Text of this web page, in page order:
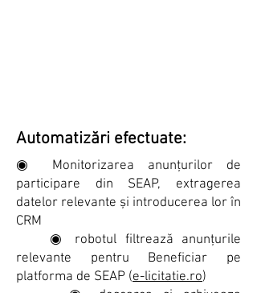
Automatizări efectuate:
◉ Monitorizarea anunțurilor de
participare din SEAP, extragerea
datelor relevante și introducerea lor în
CRM
◉ robotul filtrează anunțurile
relevante pentru Beneficiar pe
platforma de SEAP (e-licitatie.ro)